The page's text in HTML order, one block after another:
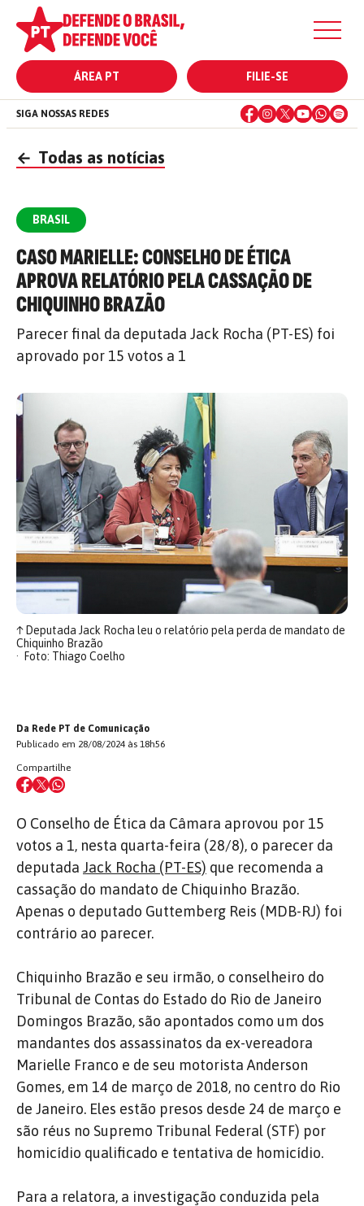
ÁREA PT FILIE-SE
SIGA NOSSAS REDES
← Todas as notícias
BRASIL
CASO MARIELLE: CONSELHO DE ÉTICA
APROVA RELATÓRIO PELA CASSAÇÃO DE
CHIQUINHO BRAZÃO
Parecer final da deputada Jack Rocha (PT-ES) foi
aprovado por 15 votos a 1
↑Deputada Jack Rocha leu o relatório pela perda de mandato de
Chiquinho Brazão
Foto: Thiago Coelho
Da Rede PT de Comunicação
Publicado em 28/08/2024 às 18h56
Compartilhe
O Conselho de Ética da Câmara aprovou por 15
votos a 1, nesta quarta-feira (28/8), o parecer da
deputada Jack Rocha (PT-ES) que recomenda a
cassação do mandato de Chiquinho Brazão.
Apenas o deputado Guttemberg Reis (MDB-RJ) foi
contrário ao parecer.
Chiquinho Brazão e seu irmão, o conselheiro do
Tribunal de Contas do Estado do Rio de Janeiro
Domingos Brazão, são apontados como um dos
mandantes dos assassinatos da ex-vereadora
Marielle Franco e de seu motorista Anderson
Gomes, em 14 de março de 2018, no centro do Rio
de Janeiro. Eles estão presos desde 24 de março e
são réus no Supremo Tribunal Federal (STF) por
homicídio qualificado e tentativa de homicídio.
Para a relatora, a investigação conduzida pela